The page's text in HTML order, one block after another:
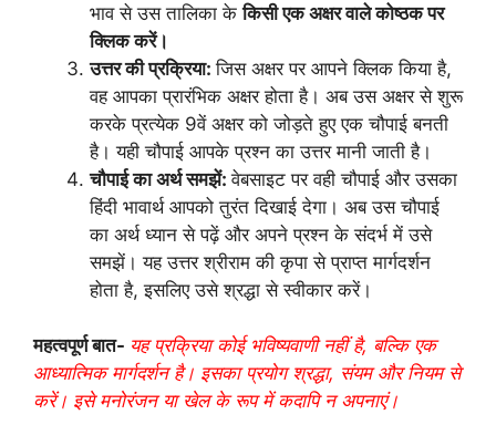
भाव से उस तालिका केकिसी एक अक्षर वाले कोष्ठक पर
क्लिक करें।
उत्तर की प्रक्रिया:जिस अक्षर पर आपने क्लिक किया है,
वह आपका प्रारंभिक अक्षर होता है। अब उस अक्षर से शुरू
करके प्रत्येक 9वें अक्षर को जोड़ते हुए एक चौपाई बनती
है। यही चौपाई आपके प्रश्न का उत्तर मानी जाती है।
चौपाई का अर्थ समझें:वेबसाइट पर वही चौपाई और उसका
हिंदी भावार्थ आपको तुरंत दिखाई देगा। अब उस चौपाई
का अर्थ ध्यान से पढ़ें और अपने प्रश्न के संदर्भ में उसे
समझें। यह उत्तर श्रीराम की कृपा से प्राप्त मार्गदर्शन
होता है, इसलिए उसे श्रद्धा से स्वीकार करें।
महत्वपूर्ण बात- यह प्रक्रिया कोई भविष्यवाणी नहीं है, बल्कि एक
आध्यात्मिक मार्गदर्शन है। इसका प्रयोग श्रद्धा, संयम और नियम से
करें। इसे मनोरंजन या खेल के रूप में कदापि न अपनाएं।